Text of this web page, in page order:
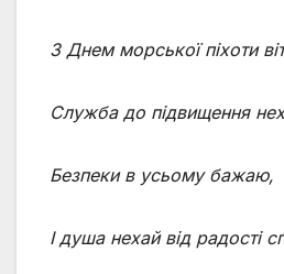
З Днем морської піхоти
Служба до підвищення
Безпеки в усьому бажаю,
І душа нехай від радості